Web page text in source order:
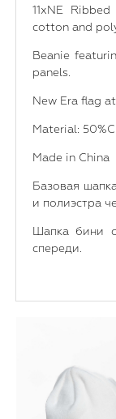
11xNE
cotton and
Beanie
panels.
New Era flag
Material:
Made in China
Базовая
и полиэстра
Шапка бини с
спереди.